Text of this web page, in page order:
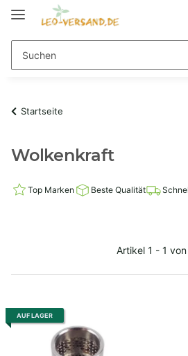
Startseite
Wolkenkraft
Top Marken Beste Qualität
Artikel 1 - 1 von
AUF LAGER